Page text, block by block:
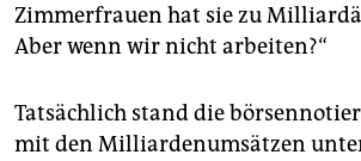
Zimmerfrauen hat sie zu
Aber wenn wir nicht arbeiten?“
Tatsächlich stand die
mit den Milliardenumsätzen